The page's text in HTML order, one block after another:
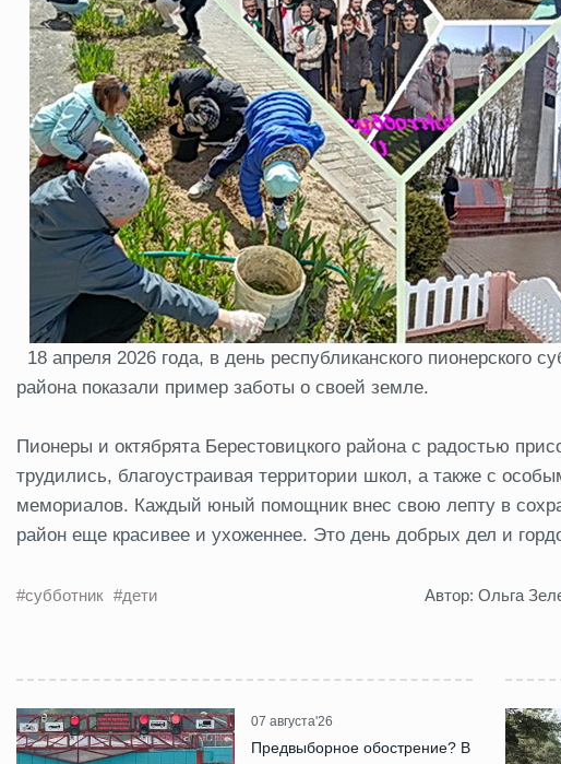
18 апреля 2026 года, в день республиканского пионерского
района показали пример заботы о своей земле.
Пионеры и октябрята Берестовицкого района с радостью
трудились, благоустраивая территории школ, а также с
мемориалов. Каждый юный помощник внес свою лепту в
район еще красивее и ухоженнее. Это день добрых дел и
#субботник #дети Автор: Ольга
07 августа'26
Предвыборное обострение? В